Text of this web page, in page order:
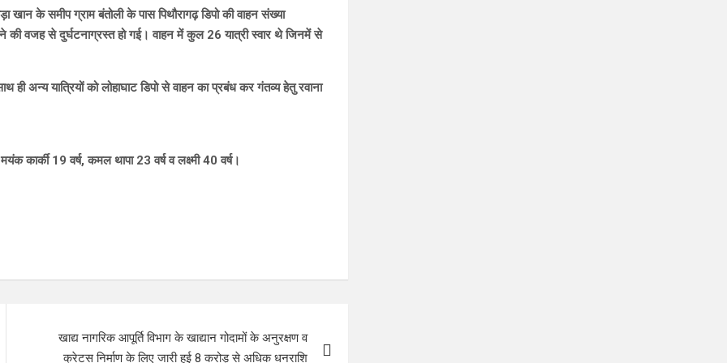
खान के समीप ग्राम बंतोली के पास पिथौरागढ़ डिपो की वाहन संख्या
वजह से दुर्घटनाग्रस्त हो गई। वाहन में कुल 26 यात्री स्वार थे जिनमें से
अन्य यात्रियों को लोहाघाट डिपो से वाहन का प्रबंध कर गंतव्य हेतु रवाना
कार्की 19 वर्ष, कमल थापा 23 वर्ष व लक्ष्मी 40 वर्ष।
खाद्य नागरिक आपूर्ति विभाग के खाद्यान गोदामों के अनुरक्षण व
क्रेटस निर्माण के लिए जारी हुई 8 करोड़ से अधिक धनराशि